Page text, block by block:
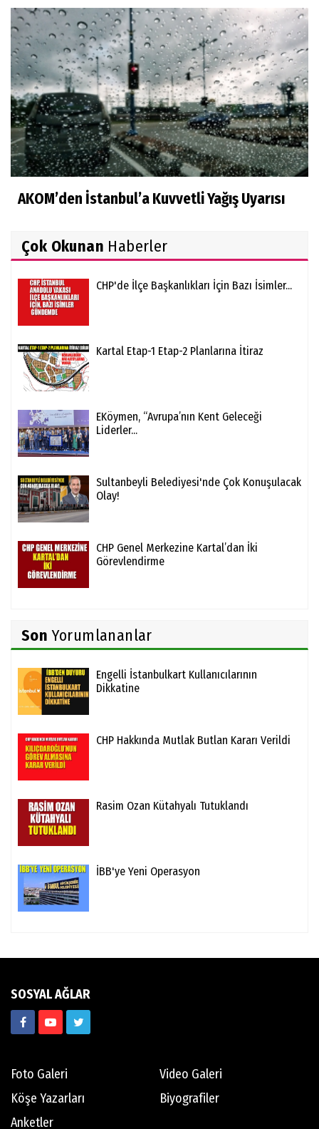
AKOM’den İstanbul’a Kuvvetli Yağış Uyarısı
Çok Okunan Haberler
CHP'de İlçe Başkanlıkları İçin Bazı İsimler...
Kartal Etap-1 Etap-2 Planlarına İtiraz
EKöymen, “Avrupa’nın Kent Geleceği
Liderler...
Sultanbeyli Belediyesi'nde Çok Konuşulacak
Olay!
CHP Genel Merkezine Kartal’dan İki
Görevlendirme
Son Yorumlananlar
Engelli İstanbulkart Kullanıcılarının
Dikkatine
CHP Hakkında Mutlak Butlan Kararı Verildi
Rasim Ozan Kütahyalı Tutuklandı
İBB'ye Yeni Operasyon
SOSYAL AĞLAR
Foto Galeri
Video Galeri
Köşe Yazarları
Biyografiler
Anketler